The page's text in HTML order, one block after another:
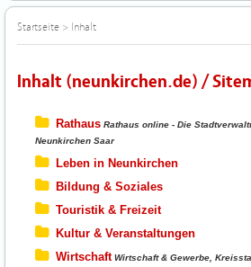
Startseite > Inhalt
Inhalt (neunkirchen.de) /
Rathaus Rathaus online - Die
Neunkirchen Saar
Leben in Neunkirchen
Bildung & Soziales
Touristik & Freizeit
Kultur & Veranstaltungen
Wirtschaft Wirtschaft & Gewerbe,